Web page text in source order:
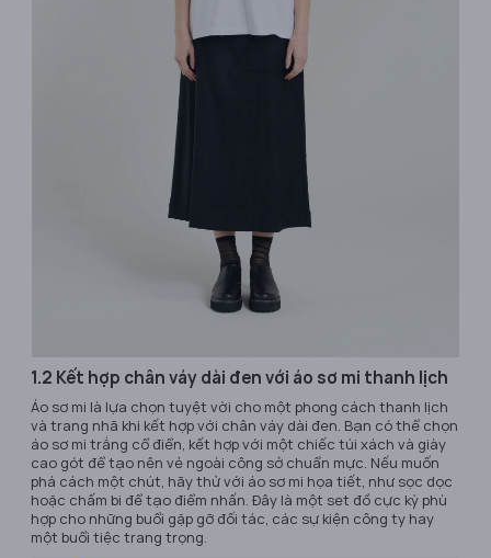
1.2 Kết hợp chân váy dài đen với áo sơ mi thanh lịch
Áo sơ mi là lựa chọn tuyệt vời cho một phong cách thanh lịch
và trang nhã khi kết hợp với chân váy dài đen. Bạn có thể chọn
áo sơ mi trắng cổ điển, kết hợp với một chiếc túi xách và giày
cao gót để tạo nên vẻ ngoài công sở chuẩn mực. Nếu muốn
phá cách một chút, hãy thử với áo sơ mi họa tiết, như sọc dọc
hoặc chấm bi để tạo điểm nhấn. Đây là một set đồ cực kỳ phù
hợp cho những buổi gặp gỡ đối tác, các sự kiện công ty hay
một buổi tiệc trang trọng.